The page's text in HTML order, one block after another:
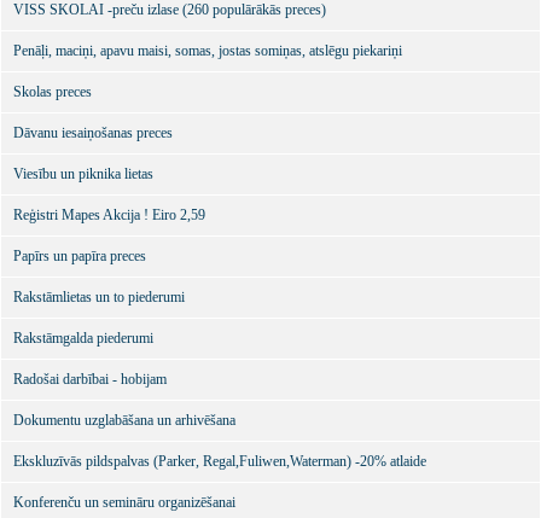
VISS SKOLAI -preču izlase (260 populārākās preces)
Penāļi, maciņi, apavu maisi, somas, jostas somiņas, atslēgu piekariņi
Skolas preces
Dāvanu iesaiņošanas preces
Viesību un piknika lietas
Reģistri Mapes Akcija ! Eiro 2,59
Papīrs un papīra preces
Rakstāmlietas un to piederumi
Rakstāmgalda piederumi
Radošai darbībai - hobijam
Dokumentu uzglabāšana un arhivēšana
Ekskluzīvās pildspalvas (Parker, Regal,Fuliwen,Waterman) -20% atlaide
Konferenču un semināru organizēšanai